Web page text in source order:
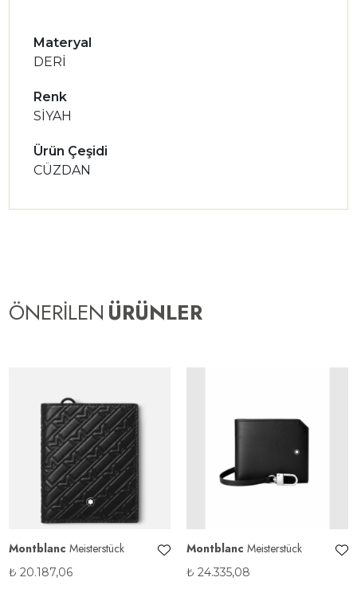
Materyal
DERİ
Renk
SİYAH
Ürün Çeşidi
CÜZDAN
ÖNERİLEN ÜRÜNLER
Montblanc Meisterstück
₺ 20.187,06
Montblanc Meisterstück
₺ 24.335,08